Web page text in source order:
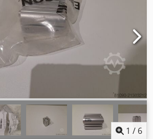
1 / 6